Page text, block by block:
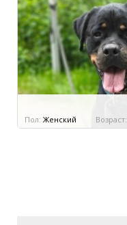
Пол: Женский Возраст: